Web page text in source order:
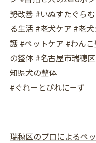
勢改善 #いぬすたぐら
る生活 #老犬ケア #老
護 #ペットケア #わん
の整体 #名古屋市瑞穂
知県犬の整体
#ぐれーとぴれにーず
瑞穂区のプロによるペ